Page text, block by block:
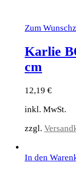
Zum
Karlie
cm
12,19 €
inkl. MwSt.
zzgl.
In den